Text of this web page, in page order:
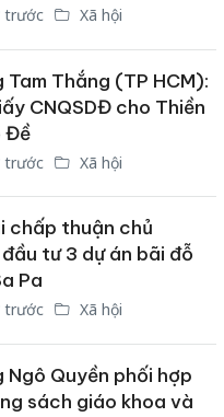
trước Xã hội
Tam Thắng (TP HCM):
CNQSDĐ cho Thiền
Đề
trước Xã hội
chấp thuận chủ
tư 3 dự án bãi đỗ
Pa
trước Xã hội
Ngô Quyền phối hợp
sách giáo khoa và